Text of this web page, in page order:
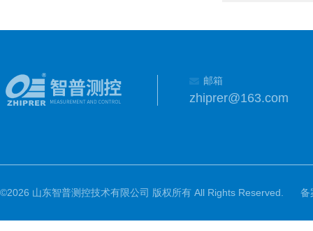
邮箱
zhiprer@163.com
©2026 山东智普测控技术有限公司 版权所有 All Rights Reserved. 备